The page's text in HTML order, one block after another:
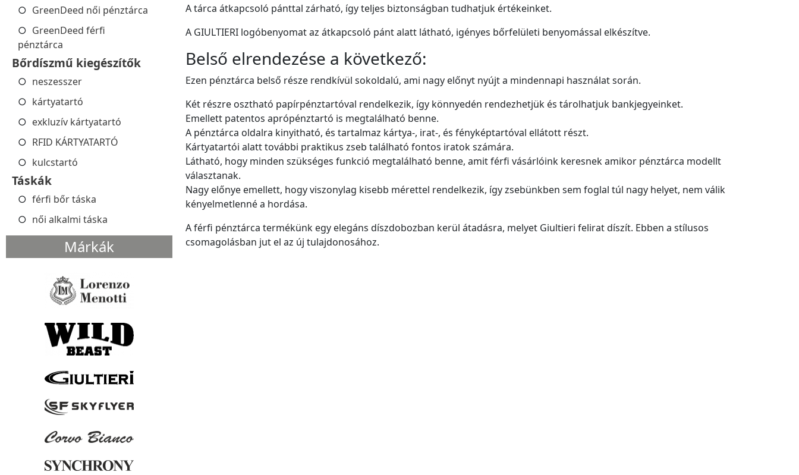
GreenDeed női pénztárca
GreenDeed férfi
pénztárca
Bőrdíszmű kiegészítők
neszesszer
kártyatartó
exkluzív kártyatartó
RFID KÁRTYATARTÓ
kulcstartó
Táskák
férfi bőr táska
női alkalmi táska
Márkák
A tárca átkapcsoló pánttal zárható, így teljes biztonságban tudhatjuk értékeinket.
A GIULTIERI logóbenyomat az átkapcsoló pánt alatt látható, igényes bőrfelületi benyomással elkészítve.
Belső elrendezése a következő:
Ezen pénztárca belső része rendkívül sokoldalú, ami nagy előnyt nyújt a mindennapi használat során.
Két részre osztható papírpénztartóval rendelkezik, így könnyedén rendezhetjük és tárolhatjuk bankjegyeinket.
Emellett patentos aprópénztartó is megtalálható benne.
A pénztárca oldalra kinyitható, és tartalmaz kártya-, irat-, és fényképtartóval ellátott részt.
Kártyatartói alatt további praktikus zseb található fontos iratok számára.
Látható, hogy minden szükséges funkció megtalálható benne, amit férfi vásárlóink keresnek amikor pénztárca modellt
választanak.
Nagy előnye emellett, hogy viszonylag kisebb mérettel rendelkezik, így zsebünkben sem foglal túl nagy helyet, nem válik
kényelmetlenné a hordása.
A férfi pénztárca termékünk egy elegáns díszdobozban kerül átadásra, melyet Giultieri felirat díszít. Ebben a stílusos
csomagolásban jut el az új tulajdonosához.